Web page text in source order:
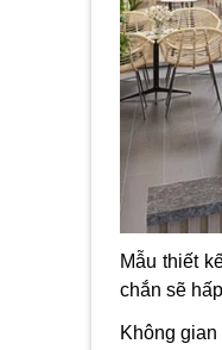
Mẫu thiết
chắn sẽ
Không